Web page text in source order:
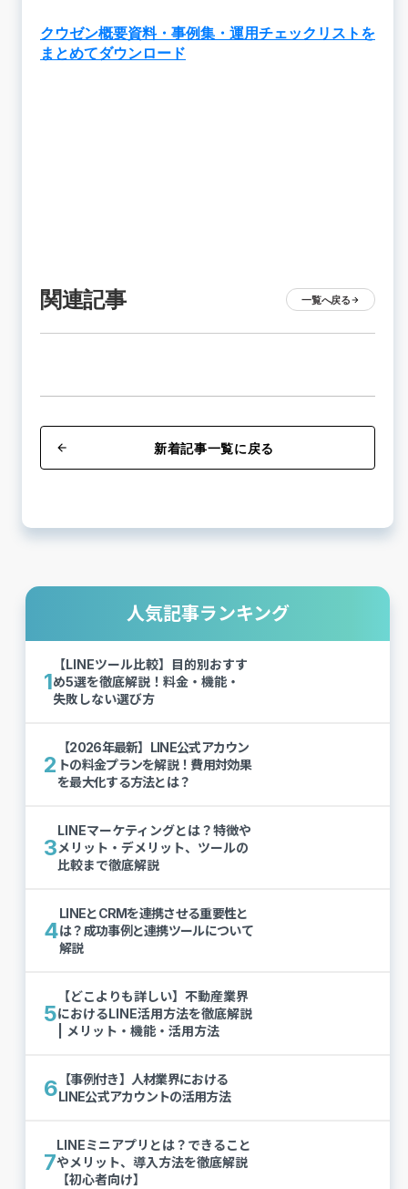
クウゼン概要資料・事例集・運用チェックリストを
まとめてダウンロード
関連記事 一覧へ戻る arrow_forward
arrow_back 新着記事一覧に戻る
人気記事ランキング
1
【LINEツール比較】目的別おすす
め5選を徹底解説！料金・機能・
失敗しない選び方
2
【2026年最新】LINE公式アカウン
トの料金プランを解説！費用対効果
を最大化する方法とは？
3
LINEマーケティングとは？特徴や
メリット・デメリット、ツールの
比較まで徹底解説
4
LINEとCRMを連携させる重要性と
は？成功事例と連携ツールについて
解説
5
【どこよりも詳しい】不動産業界
におけるLINE活用方法を徹底解説
| メリット・機能・活用方法
6 【事例付き】人材業界における
LINE公式アカウントの活用方法
7
LINEミニアプリとは？できること
やメリット、導入方法を徹底解説
【初心者向け】